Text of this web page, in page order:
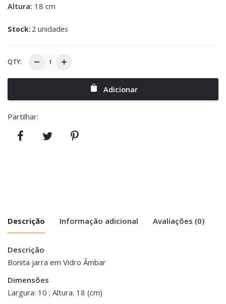
Altura: 18 cm
Stock: 2 unidades
QTY:
Adicionar
Partilhar:
Descrição Informação adicional Avaliações (0)
Descrição
Bonita jarra em Vidro Âmbar
Dimensões
Largura: 10 ; Altura: 18 (cm)
1 kg
Dimensões
There are no reviews yet.
Be the first to review “Jarra em Vidro –
Cor Âmbar”